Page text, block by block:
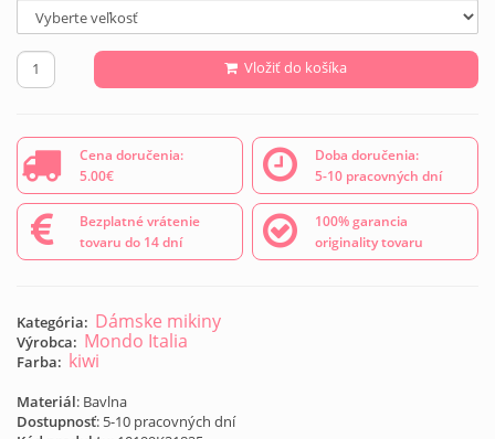
Vložiť do košíka
Cena doručenia:
5.00€
Doba doručenia:
5-10 pracovných dní
Bezplatné vrátenie
tovaru do 14 dní
100% garancia
originality tovaru
Kategória: Dámske mikiny
Výrobca: Mondo Italia
Farba: kiwi
Materiál: Bavlna
Dostupnosť: 5-10 pracovných dní